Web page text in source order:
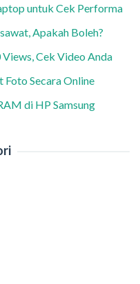
untuk Cek Performa
Apakah Boleh?
Cek Video Anda
Foto Secara Online
di HP Samsung